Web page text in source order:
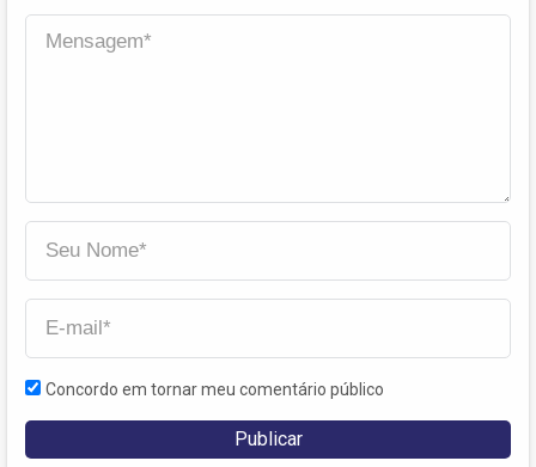
Concordo em tornar meu comentário público